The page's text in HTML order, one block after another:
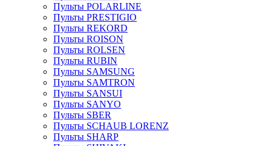
Пульты POLARLINE
Пульты PRESTIGIO
Пульты REKORD
Пульты ROISON
Пульты ROLSEN
Пульты RUBIN
Пульты SAMSUNG
Пульты SAMTRON
Пульты SANSUI
Пульты SANYO
Пульты SBER
Пульты SCHAUB LORENZ
Пульты SHARP